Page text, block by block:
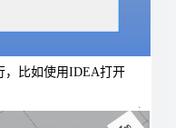
，比如使用IDEA打开